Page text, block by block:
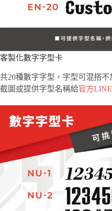
客製化數字字型卡
共20種數字字型，字型可混搭
截圖或提供字型名稱給官方LINE